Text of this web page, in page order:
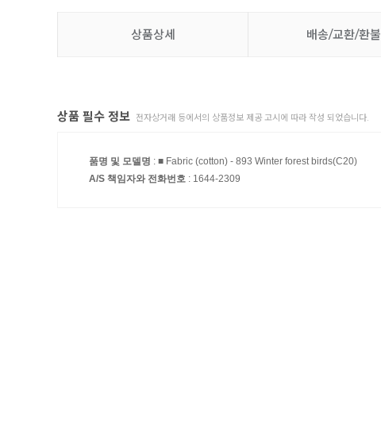
상품상세 배송/교환/환불
상품 필수 정보 전자상거래 등에서의 상품정보 제공 고시에 따라 작성 되었습니다.
품명 및 모델명 : ■ Fabric (cotton) - 893 Winter forest birds(C20)
A/S 책임자와 전화번호 : 1644-2309